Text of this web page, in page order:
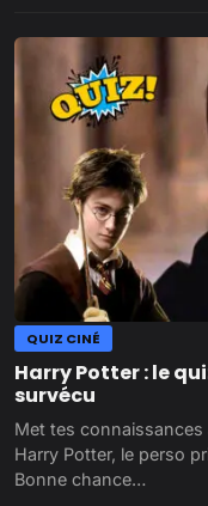
QUIZ CINÉ
Harry Potter : le
survécu
Met tes
Harry Potter, le perso
Bonne chance…